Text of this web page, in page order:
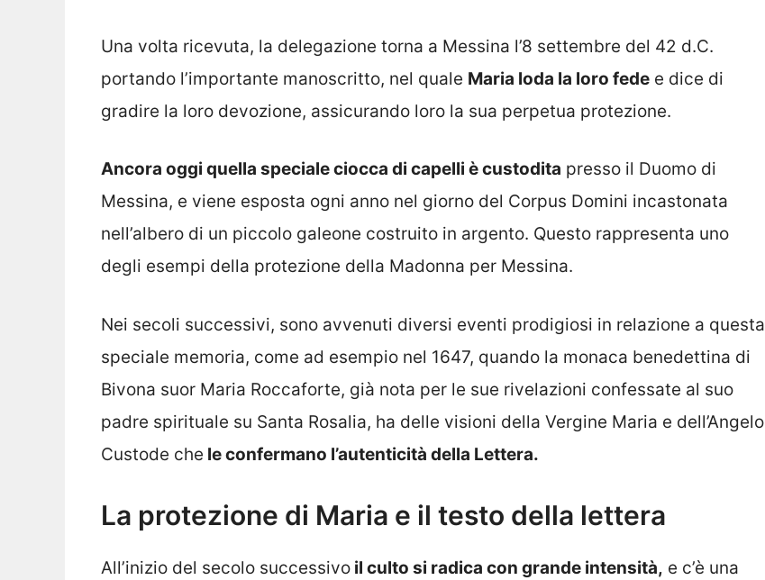
Una volta ricevuta, la delegazione torna a Messina l’8 settembre del 42 d.C.
portando l’importante manoscritto, nel quale Maria loda la loro fede e dice di
gradire la loro devozione, assicurando loro la sua perpetua protezione.
Ancora oggi quella speciale ciocca di capelli è custodita presso il Duomo di
Messina, e viene esposta ogni anno nel giorno del Corpus Domini incastonata
nell’albero di un piccolo galeone costruito in argento. Questo rappresenta uno
degli esempi della protezione della Madonna per Messina.
Nei secoli successivi, sono avvenuti diversi eventi prodigiosi in relazione a questa
speciale memoria, come ad esempio nel 1647, quando la monaca benedettina di
Bivona suor Maria Roccaforte, già nota per le sue rivelazioni confessate al suo
padre spirituale su Santa Rosalia, ha delle visioni della Vergine Maria e dell’Angelo
Custode che le confermano l’autenticità della Lettera.
La protezione di Maria e il testo della lettera
All’inizio del secolo successivo il culto si radica con grande intensità, e c’è una